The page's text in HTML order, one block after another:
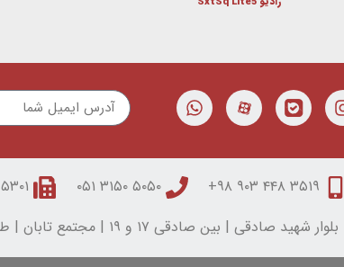
۳۵۱۹ ۴۴۸ ۹۰۳ ۹۸+ ۵۰۵۰ ۳۱۵۰ ۰۵۱
۵۳۰۱ ۳۱۵۰ ۰۵۱
صادقی | بین صادقی ۱۷ و ۱۹ | مجتمع تابان | طبقه دوم | واحد شش